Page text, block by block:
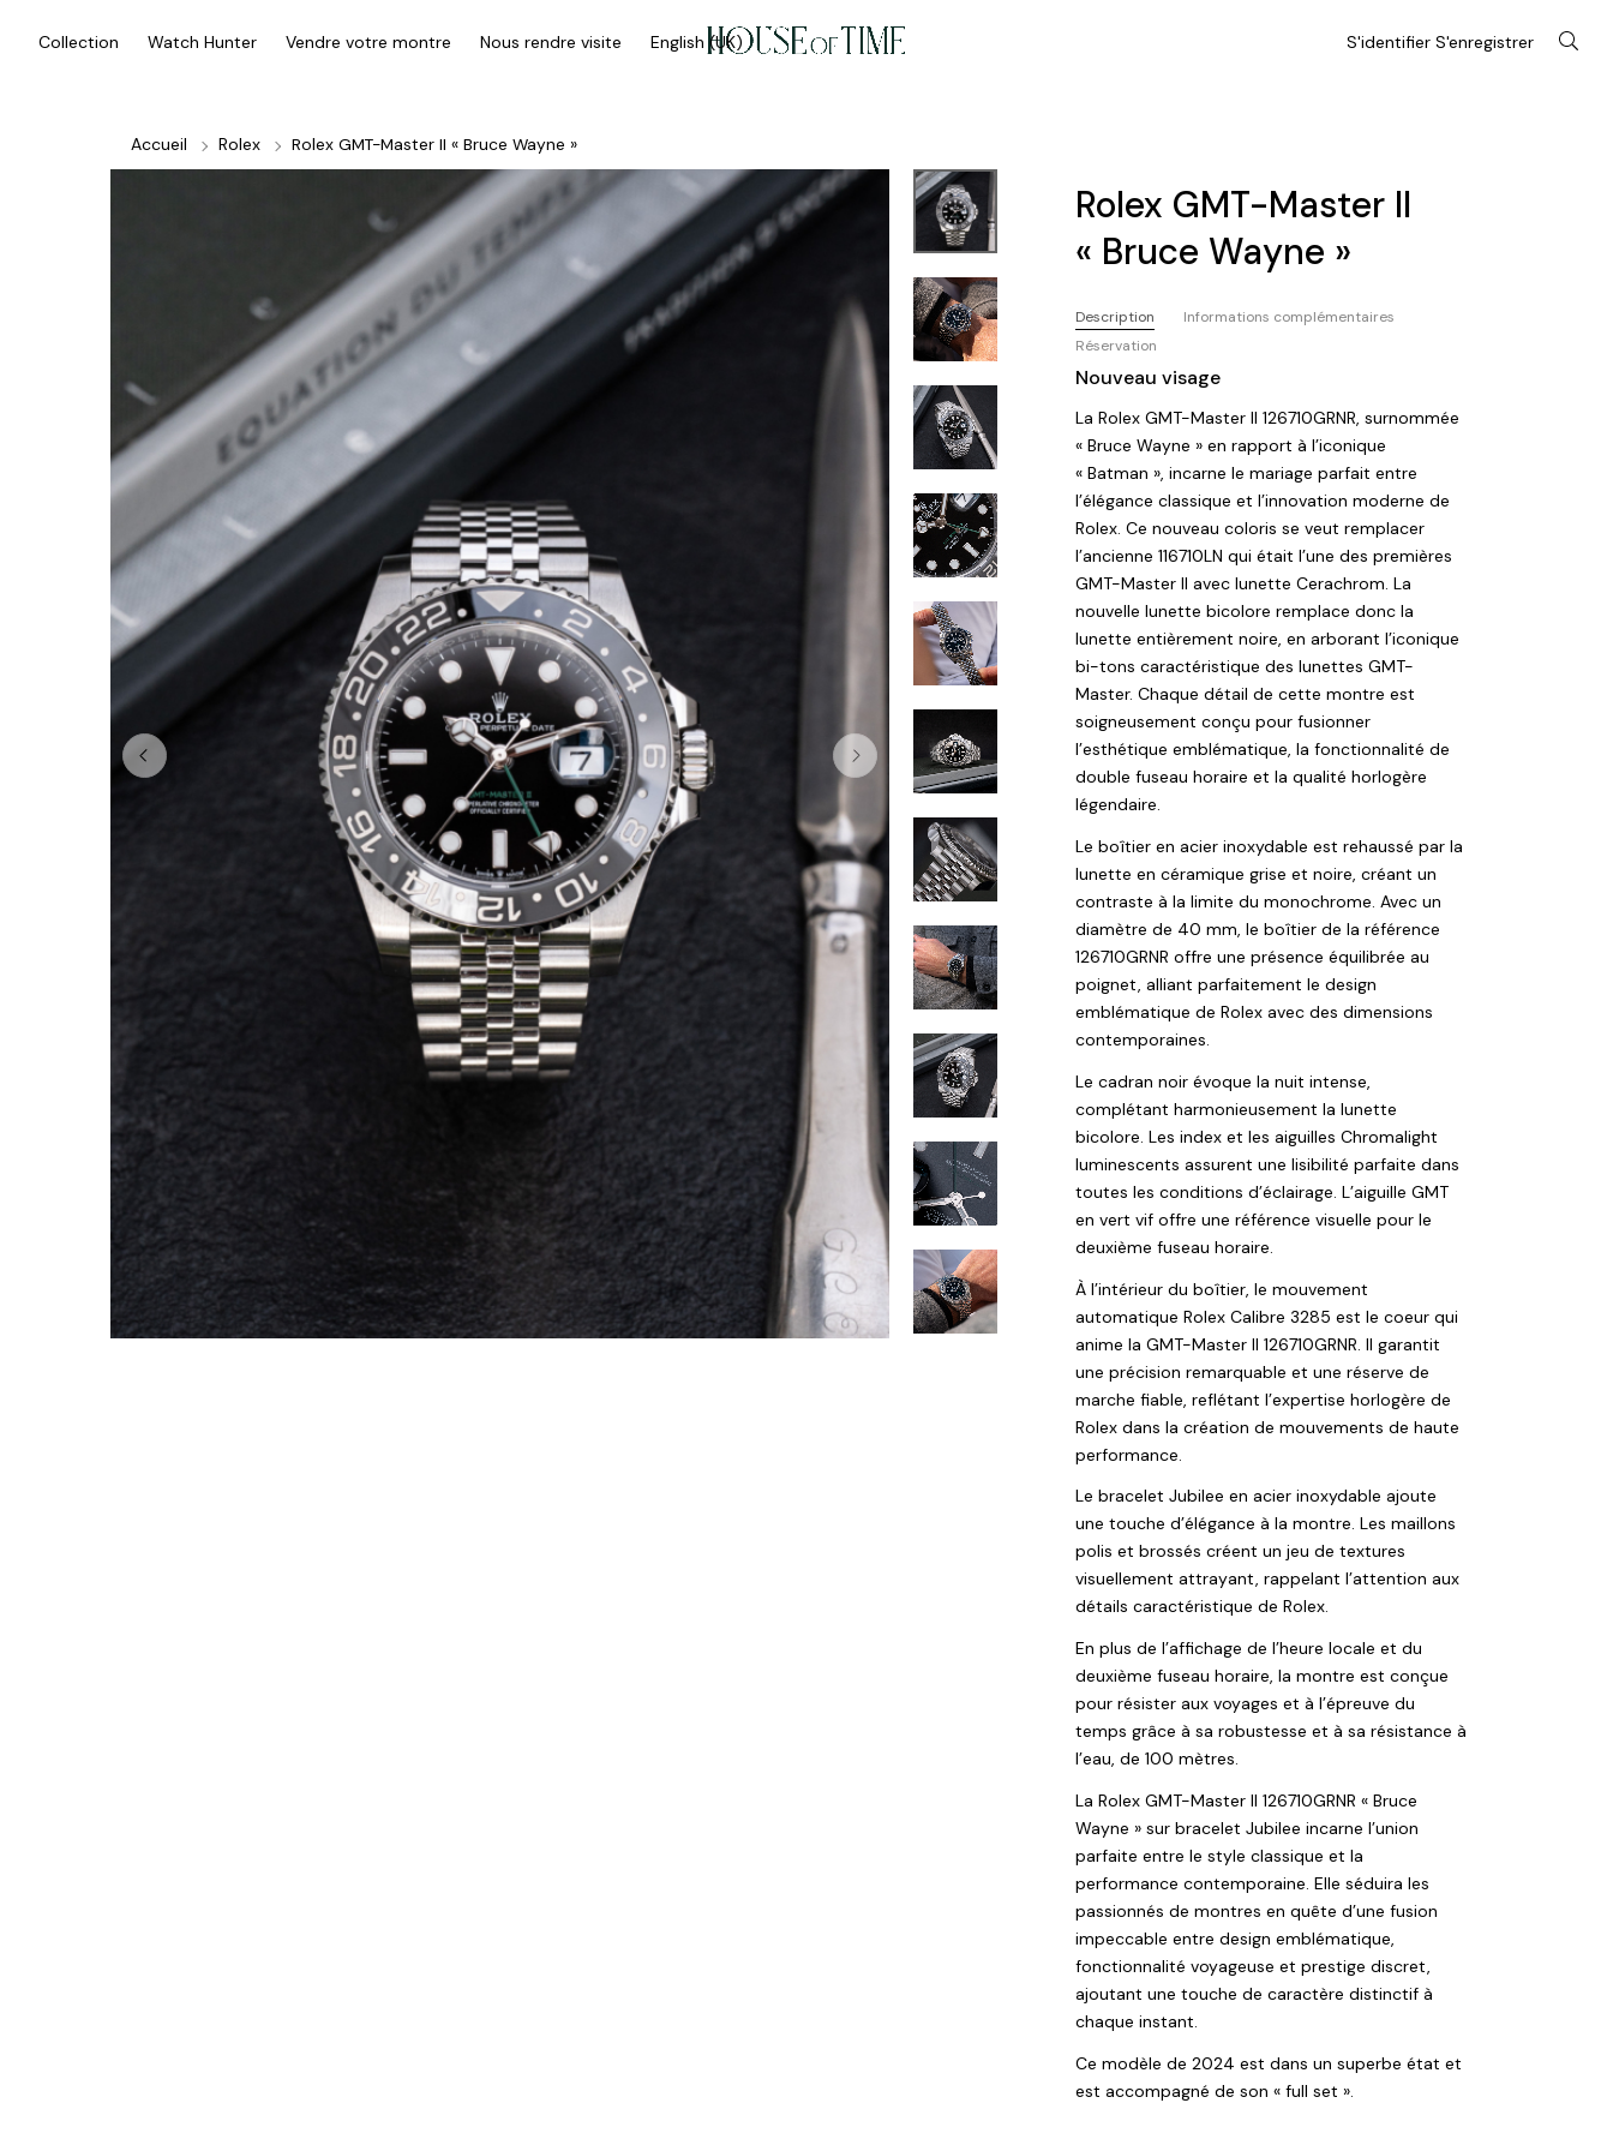
S'identifier S'enregistrer
Collection Watch Hunter Vendre votre montre Nous rendre visite English (UK)
Accueil Rolex Rolex GMT-Master II « Bruce Wayne »
Rolex GMT-Master II
« Bruce Wayne »
Description
Informations complémentaires
Réservation
Nouveau visage
La Rolex GMT-Master II 126710GRNR, surnommée
« Bruce Wayne » en rapport à l’iconique
« Batman », incarne le mariage parfait entre
l’élégance classique et l’innovation moderne de
Rolex. Ce nouveau coloris se veut remplacer
l’ancienne 116710LN qui était l’une des premières
GMT-Master II avec lunette Cerachrom. La
nouvelle lunette bicolore remplace donc la
lunette entièrement noire, en arborant l’iconique
bi-tons caractéristique des lunettes GMT-
Master. Chaque détail de cette montre est
soigneusement conçu pour fusionner
l’esthétique emblématique, la fonctionnalité de
double fuseau horaire et la qualité horlogère
légendaire.
Le boîtier en acier inoxydable est rehaussé par la
lunette en céramique grise et noire, créant un
contraste à la limite du monochrome. Avec un
diamètre de 40 mm, le boîtier de la référence
126710GRNR offre une présence équilibrée au
poignet, alliant parfaitement le design
emblématique de Rolex avec des dimensions
contemporaines.
Le cadran noir évoque la nuit intense,
complétant harmonieusement la lunette
bicolore. Les index et les aiguilles Chromalight
luminescents assurent une lisibilité parfaite dans
toutes les conditions d’éclairage. L’aiguille GMT
en vert vif offre une référence visuelle pour le
deuxième fuseau horaire.
À l’intérieur du boîtier, le mouvement
automatique Rolex Calibre 3285 est le coeur qui
anime la GMT-Master II 126710GRNR. Il garantit
une précision remarquable et une réserve de
marche fiable, reflétant l’expertise horlogère de
Rolex dans la création de mouvements de haute
performance.
Le bracelet Jubilee en acier inoxydable ajoute
une touche d’élégance à la montre. Les maillons
polis et brossés créent un jeu de textures
visuellement attrayant, rappelant l’attention aux
détails caractéristique de Rolex.
En plus de l’affichage de l’heure locale et du
deuxième fuseau horaire, la montre est conçue
pour résister aux voyages et à l’épreuve du
temps grâce à sa robustesse et à sa résistance à
l’eau, de 100 mètres.
La Rolex GMT-Master II 126710GRNR « Bruce
Wayne » sur bracelet Jubilee incarne l’union
parfaite entre le style classique et la
performance contemporaine. Elle séduira les
passionnés de montres en quête d’une fusion
impeccable entre design emblématique,
fonctionnalité voyageuse et prestige discret,
ajoutant une touche de caractère distinctif à
chaque instant.
Ce modèle de 2024 est dans un superbe état et
est accompagné de son « full set ».